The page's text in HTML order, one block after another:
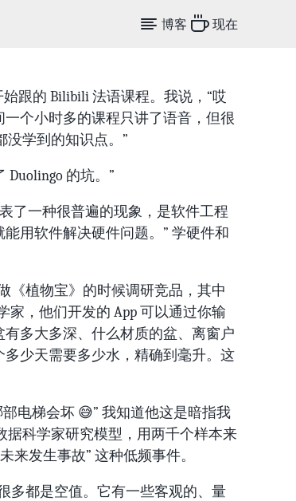
博客 现在
跟的 Bilibili 法语课程。我说，“哎
个小时多的课程只讲了语音，但很
没学到的知识点。”
Duolingo 的坑。”
了一种很普遍的现象，是软件工程
用软件解决硬件问题。” 学硬件和
《植物宝》的时候调研竞品，其中
家，他们开发的 App 可以通过你输
多大多深、什么材质的盆、离窗户
少天需要多少水，精确到毫升。这
电梯会坏 😅” 我知道他这是暗指我
据科学家研究模型，用两千个样本来
来发生事故” 这种低频事件。
多都是空值。它有一些客观的、量